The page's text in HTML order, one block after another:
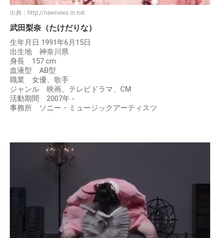
出典： http://newnews.in.net
武田梨奈（たけだりな）
生年月日 1991年6月15日
出生地 神奈川県
身長 157 cm
血液型 AB型
職業 女優、歌手
ジャンル 映画、テレビドラマ、CM
活動期間 2007年 -
事務所 ソニー・ミュージックアーティスツ